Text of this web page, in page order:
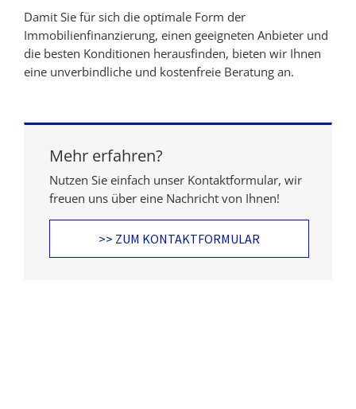
Damit Sie für sich die optimale Form der
Immobilienfinanzierung, einen geeigneten Anbieter und
die besten Konditionen herausfinden, bieten wir Ihnen
eine unverbindliche und kostenfreie Beratung an.
Mehr erfahren?
Nutzen Sie einfach unser Kontaktformular, wir
freuen uns über eine Nachricht von Ihnen!
>> ZUM KONTAKTFORMULAR